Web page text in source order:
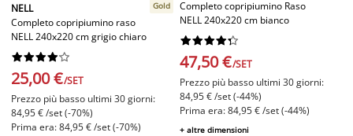
NELL
Completo copripiumino raso
NELL 240x220 cm grigio chiaro
Gold






25,00 €/SET
Prezzo più basso ultimi 30 giorni:
84,95 € /set (-70%)
Prima era: 84,95 € /set (-70%)
Completo copripiumino Raso
NELL 240x220 cm bianco






47,50 €/SET
Prezzo più basso ultimi 30 giorni:
84,95 € /set (-44%)
Prima era: 84,95 € /set (-44%)
+ altre dimensioni